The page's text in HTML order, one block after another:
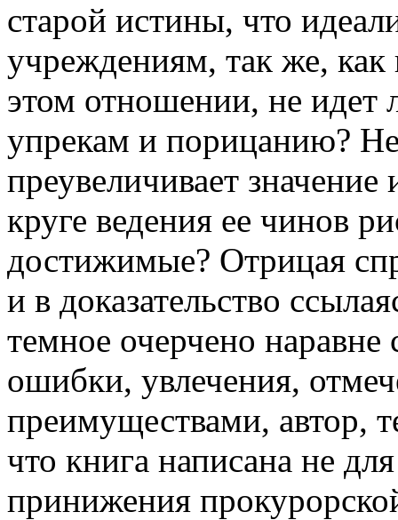
старой истины, что
учреждениям, так же,
этом отношении, не идет
упрекам и порицанию?
преувеличивает
круге ведения ее чинов
достижимые? Отрицая
и в доказательство
темное очерчено
ошибки, увлечения,
преимуществами, автор,
что книга написана не
принижения